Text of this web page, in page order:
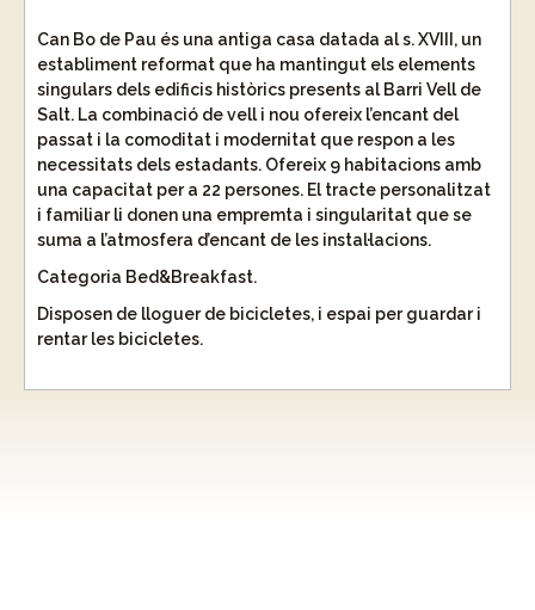
Can Bo de Pau és una antiga casa datada al s. XVIII, un
establiment reformat que ha mantingut els elements
singulars dels edificis històrics presents al Barri Vell de
Salt. La combinació de vell i nou ofereix l’encant del
passat i la comoditat i modernitat que respon a les
necessitats dels estadants. Ofereix 9 habitacions amb
una capacitat per a 22 persones. El tracte personalitzat
i familiar li donen una empremta i singularitat que se
suma a l’atmosfera d’encant de les instal·lacions.
Categoria Bed&Breakfast.
Disposen de lloguer de bicicletes, i espai per guardar i
rentar les bicicletes.